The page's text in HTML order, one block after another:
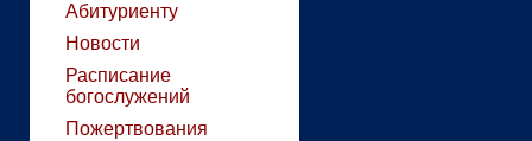
Абитуриенту
Новости
Расписание
богослужений
Пожертвования